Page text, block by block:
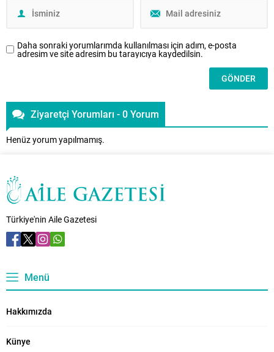
Daha sonraki yorumlarımda kullanılması için adım, e-posta
adresim ve site adresim bu tarayıcıya kaydedilsin.
Ziyaretçi Yorumları - 0 Yorum
Henüz yorum yapılmamış.
Türkiye'nin Aile Gazetesi
Menü
Hakkımızda
Künye